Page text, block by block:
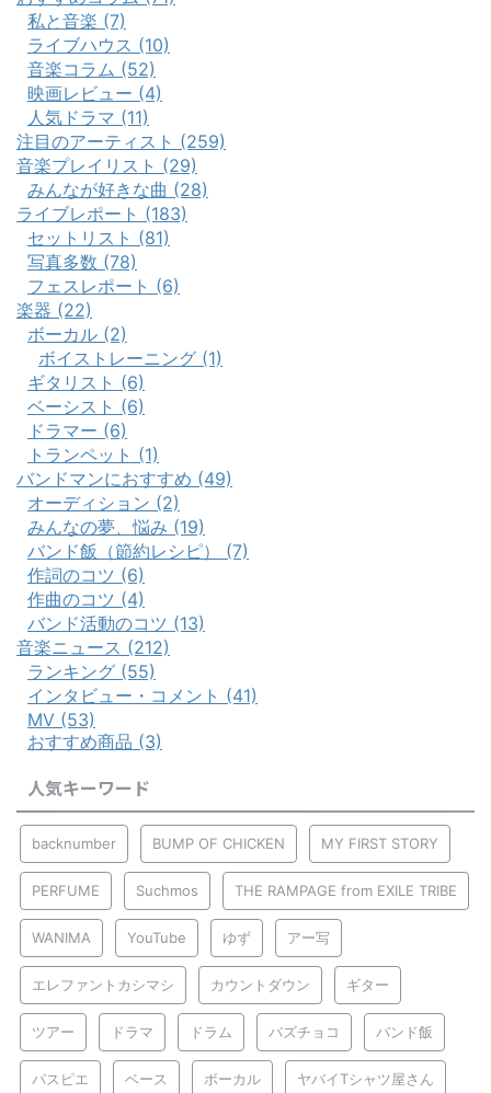
私と音楽 (7)
ライブハウス (10)
音楽コラム (52)
映画レビュー (4)
人気ドラマ (11)
注目のアーティスト (259)
音楽プレイリスト (29)
みんなが好きな曲 (28)
ライブレポート (183)
セットリスト (81)
写真多数 (78)
フェスレポート (6)
楽器 (22)
ボーカル (2)
ボイストレーニング (1)
ギタリスト (6)
ベーシスト (6)
ドラマー (6)
トランペット (1)
バンドマンにおすすめ (49)
オーディション (2)
みんなの夢、悩み (19)
バンド飯（節約レシピ） (7)
作詞のコツ (6)
作曲のコツ (4)
バンド活動のコツ (13)
音楽ニュース (212)
ランキング (55)
インタビュー・コメント (41)
MV (53)
おすすめ商品 (3)
人気キーワード
backnumber BUMP OF CHICKEN MY FIRST STORY
PERFUME Suchmos THE RAMPAGE from EXILE TRIBE
WANIMA YouTube ゆず アー写
エレファントカシマシ カウントダウン ギター
ツアー ドラマ ドラム バズチョコ バンド飯
パスピエ ベース ボーカル ヤバイTシャツ屋さん